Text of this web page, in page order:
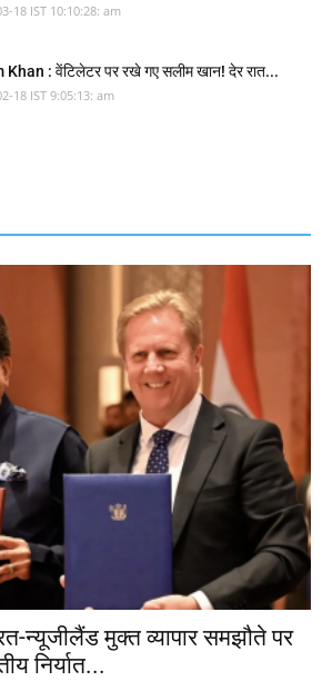
18 IST 10:10:28: am
: वेंटिलेटर पर रखे गए सलीम खान! देर रात...
18 IST 9:05:13: am
न्यूजीलैंड मुक्त व्यापार समझौते पर
निर्यात...